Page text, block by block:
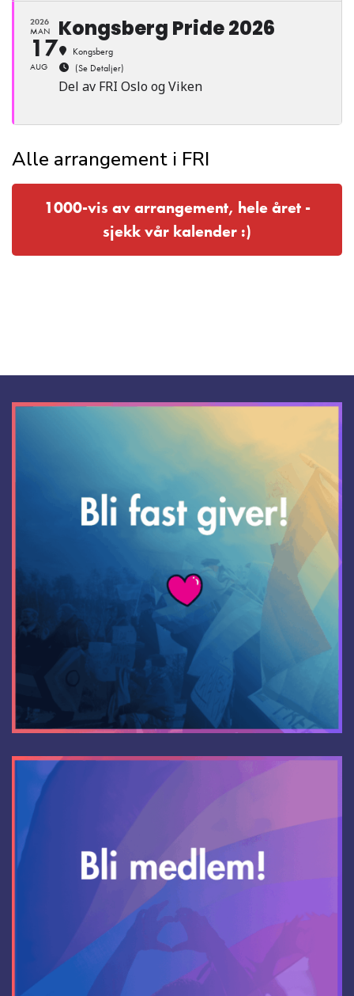
2026
MAN
17
AUG
Kongsberg Pride 2026
Kongsberg
(Se Detaljer)
Del av FRI Oslo og Viken
Alle arrangement i FRI
1000-vis av arrangement, hele året -
sjekk vår kalender :)